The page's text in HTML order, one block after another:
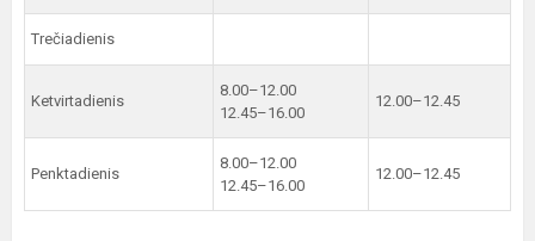
Trečiadienis
Ketvirtadienis
8.00–12.00
12.45–16.00
12.00–12.45
Penktadienis
8.00–12.00
12.45–16.00
12.00–12.45